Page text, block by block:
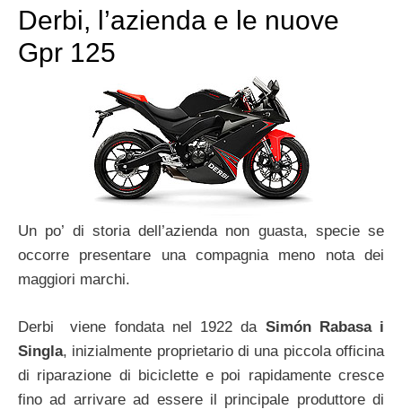
Derbi, l’azienda e le nuove
Gpr 125
Un po’ di storia dell’azienda non guasta, specie se
occorre presentare una compagnia meno nota dei
maggiori marchi.
Derbi viene fondata nel 1922 da Simón Rabasa i
Singla, inizialmente proprietario di una piccola officina
di riparazione di biciclette e poi rapidamente cresce
fino ad arrivare ad essere il principale produttore di